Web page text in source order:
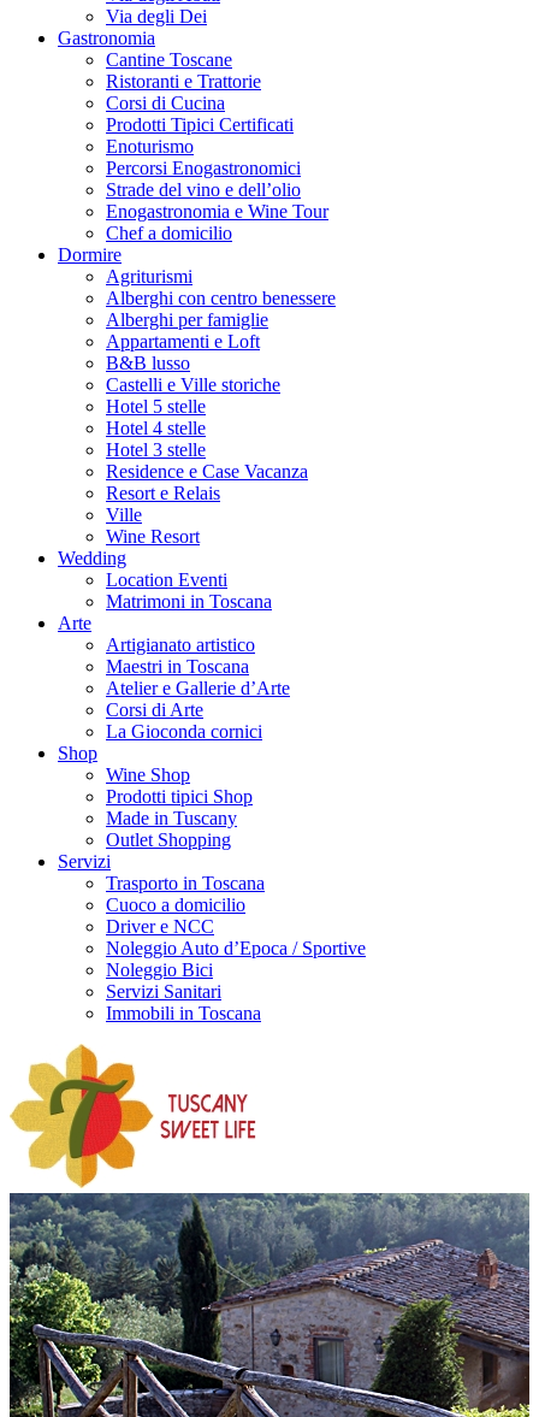
Via degli Dei
Gastronomia
Cantine Toscane
Ristoranti e Trattorie
Corsi di Cucina
Prodotti Tipici Certificati
Enoturismo
Percorsi Enogastronomici
Strade del vino e dell’olio
Enogastronomia e Wine Tour
Chef a domicilio
Dormire
Agriturismi
Alberghi con centro benessere
Alberghi per famiglie
Appartamenti e Loft
B&B lusso
Castelli e Ville storiche
Hotel 5 stelle
Hotel 4 stelle
Hotel 3 stelle
Residence e Case Vacanza
Resort e Relais
Ville
Wine Resort
Wedding
Location Eventi
Matrimoni in Toscana
Arte
Artigianato artistico
Maestri in Toscana
Atelier e Gallerie d’Arte
Corsi di Arte
La Gioconda cornici
Shop
Wine Shop
Prodotti tipici Shop
Made in Tuscany
Outlet Shopping
Servizi
Trasporto in Toscana
Cuoco a domicilio
Driver e NCC
Noleggio Auto d’Epoca / Sportive
Noleggio Bici
Servizi Sanitari
Immobili in Toscana